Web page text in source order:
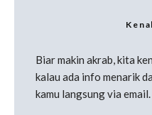
Biar makin akrab, kita
kalau ada info menarik
kamu langsung via